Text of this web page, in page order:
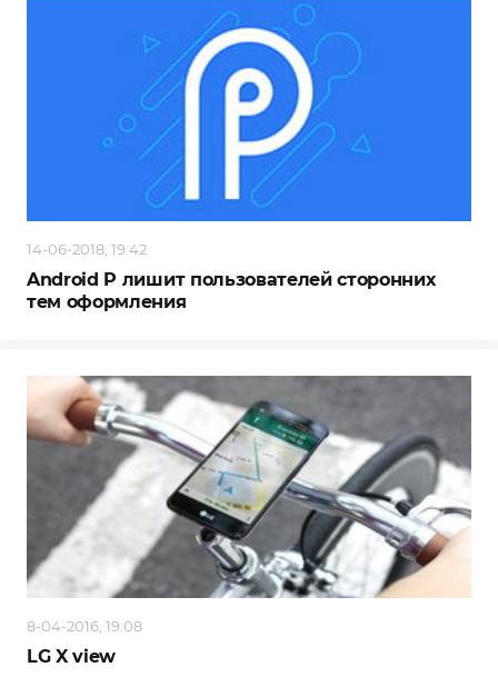
14-06-2018, 19:42
Android P лишит пользователей сторонних
тем оформления
8-04-2016, 19:08
LG X view